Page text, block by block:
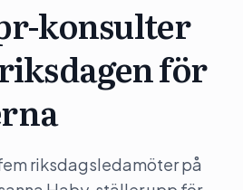
konsulter
för
riksdagsledamöter på